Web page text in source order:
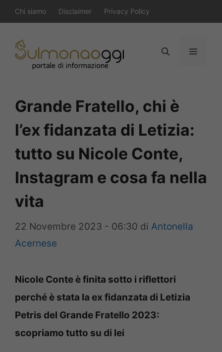
al
contenuto
Chi siamo Disclaimer Privacy Policy
Menu
Grande Fratello, chi è
l’ex fidanzata di Letizia:
tutto su Nicole Conte,
Instagram e cosa fa nella
vita
22 Novembre 2023 - 06:30 di Antonella
Acernese
Nicole Conte è finita sotto i riflettori
perché è stata la ex fidanzata di Letizia
Petris del Grande Fratello 2023:
scopriamo tutto su di lei